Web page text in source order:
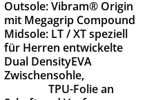
Outsole: Vibram® Origin
mit Megagrip Compound
Midsole: LT / XT speziell
für Herren entwickelte
Dual DensityEVA
Zwischensohle,
TPU-Folie an